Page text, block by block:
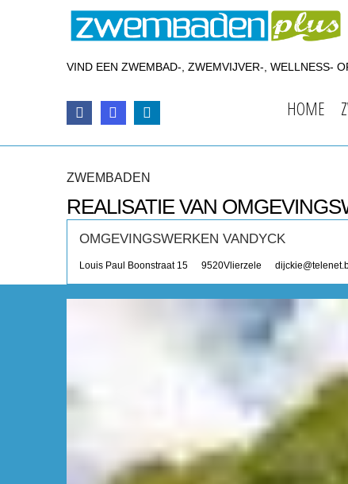
VIND EEN ZWEMBAD-, ZWEMVIJVER-, WELLNESS-
HOME
ZWEMBADEN
REALISATIE VAN
OMGEVINGSWERKEN VANDYCK
Louis Paul Boonstraat 15 9520Vlierzele